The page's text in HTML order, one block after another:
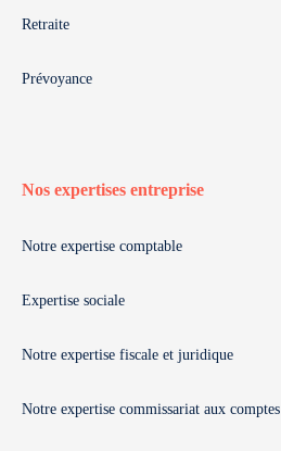
Retraite
Prévoyance
Nos expertises entreprise
Notre expertise comptable
Expertise sociale
Notre expertise fiscale et juridique
Notre expertise commissariat aux comptes